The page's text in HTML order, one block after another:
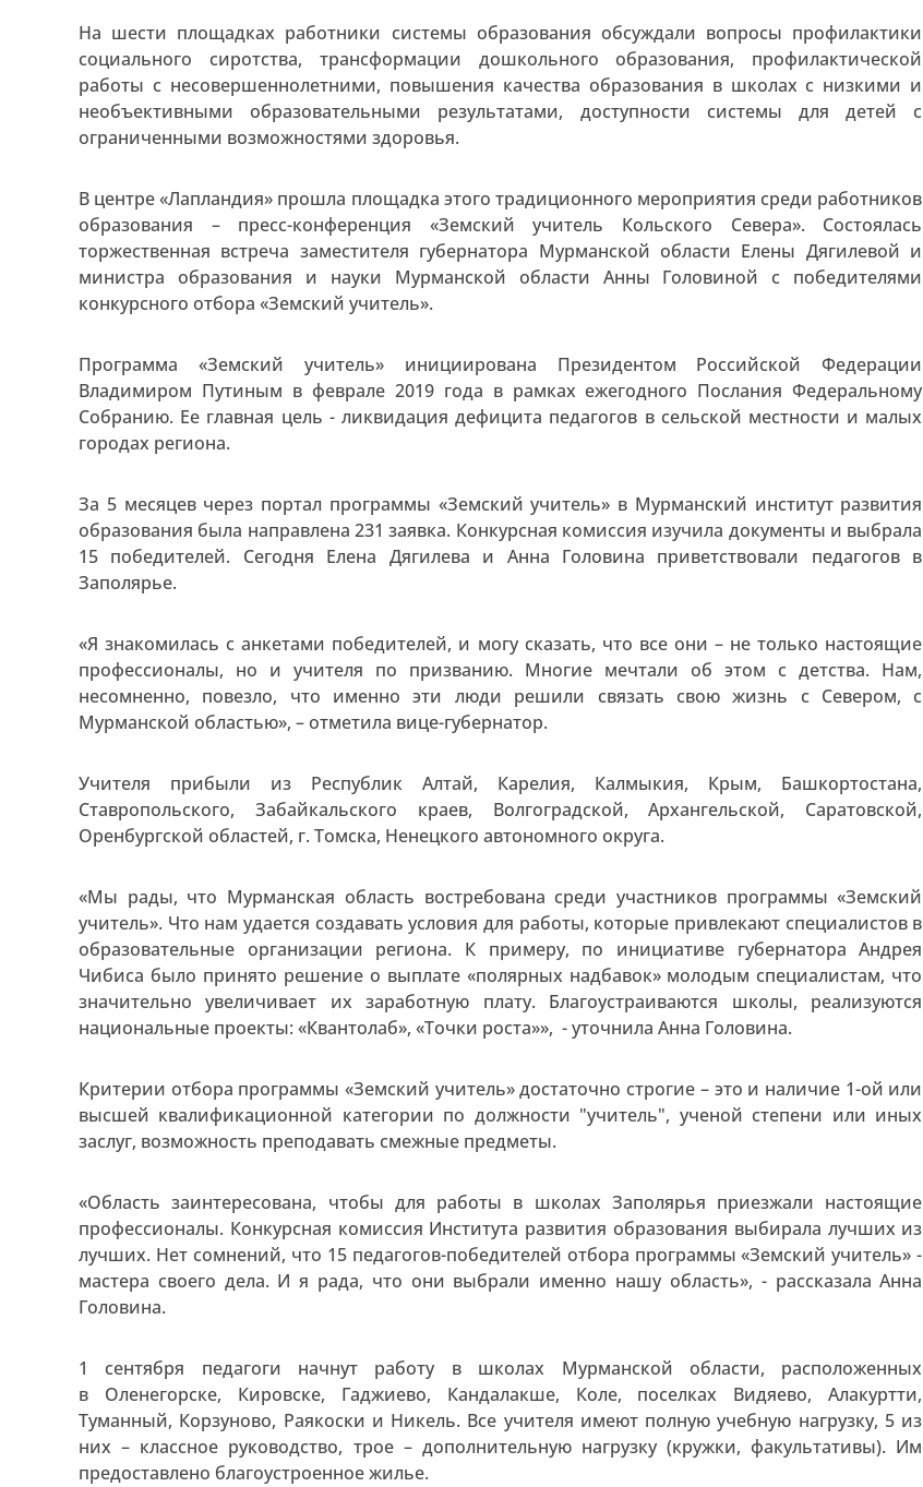
На шести площадках работники системы образования обсуждали вопросы профилактики
социального сиротства, трансформации дошкольного образования, профилактической
работы с несовершеннолетними, повышения качества образования в школах с низкими и
необъективными образовательными результатами, доступности системы для детей с
ограниченными возможностями здоровья.
В центре «Лапландия» прошла площадка этого традиционного мероприятия среди работников
образования – пресс-конференция «Земский учитель Кольского Севера». Состоялась
торжественная встреча заместителя губернатора Мурманской области Елены Дягилевой и
министра образования и науки Мурманской области Анны Головиной с победителями
конкурсного отбора «Земский учитель».
Программа «Земский учитель» инициирована Президентом Российской Федерации
Владимиром Путиным в феврале 2019 года в рамках ежегодного Послания Федеральному
Собранию. Ее главная цель - ликвидация дефицита педагогов в сельской местности и малых
городах региона.
За 5 месяцев через портал программы «Земский учитель» в Мурманский институт развития
образования была направлена 231 заявка. Конкурсная комиссия изучила документы и выбрала
15 победителей. Сегодня Елена Дягилева и Анна Головина приветствовали педагогов в
Заполярье.
«Я знакомилась с анкетами победителей, и могу сказать, что все они – не только настоящие
профессионалы, но и учителя по призванию. Многие мечтали об этом с детства. Нам,
несомненно, повезло, что именно эти люди решили связать свою жизнь с Севером, с
Мурманской областью», – отметила вице-губернатор.
Учителя прибыли из Республик Алтай, Карелия, Калмыкия, Крым, Башкортостана,
Ставропольского, Забайкальского краев, Волгоградской, Архангельской, Саратовской,
Оренбургской областей, г. Томска, Ненецкого автономного округа.
«Мы рады, что Мурманская область востребована среди участников программы «Земский
учитель». Что нам удается создавать условия для работы, которые привлекают специалистов в
образовательные организации региона. К примеру, по инициативе губернатора Андрея
Чибиса было принято решение о выплате «полярных надбавок» молодым специалистам, что
значительно увеличивает их заработную плату. Благоустраиваются школы, реализуются
национальные проекты: «Квантолаб», «Точки роста»», - уточнила Анна Головина.
Критерии отбора программы «Земский учитель» достаточно строгие – это и наличие 1-ой или
высшей квалификационной категории по должности "учитель", ученой степени или иных
заслуг, возможность преподавать смежные предметы.
«Область заинтересована, чтобы для работы в школах Заполярья приезжали настоящие
профессионалы. Конкурсная комиссия Института развития образования выбирала лучших из
лучших. Нет сомнений, что 15 педагогов-победителей отбора программы «Земский учитель» -
мастера своего дела. И я рада, что они выбрали именно нашу область», - рассказала Анна
Головина.
1 сентября педагоги начнут работу в школах Мурманской области, расположенных
в Оленегорске, Кировске, Гаджиево, Кандалакше, Коле, поселках Видяево, Алакуртти,
Туманный, Корзуново, Раякоски и Никель. Все учителя имеют полную учебную нагрузку, 5 из
них – классное руководство, трое – дополнительную нагрузку (кружки, факультативы). Им
предоставлено благоустроенное жилье.